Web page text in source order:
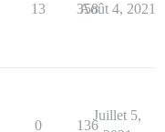
13 358
Août 4, 2021
0 136
Juillet 5,